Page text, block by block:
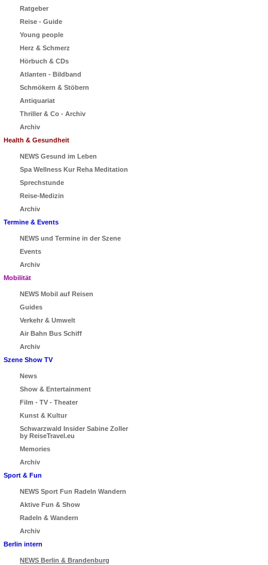
Ratgeber
Reise - Guide
Young people
Herz & Schmerz
Hörbuch & CDs
Atlanten - Bildband
Schmökern & Stöbern
Antiquariat
Thriller & Co - Archiv
Archiv
Health & Gesundheit
NEWS Gesund im Leben
Spa Wellness Kur Reha Meditation
Sprechstunde
Reise-Medizin
Archiv
Termine & Events
NEWS und Termine in der Szene
Events
Archiv
Mobilität
NEWS Mobil auf Reisen
Guides
Verkehr & Umwelt
Air Bahn Bus Schiff
Archiv
Szene Show TV
News
Show & Entertainment
Film - TV - Theater
Kunst & Kultur
Schwarzwald Insider Sabine Zoller
by ReiseTravel.eu
Memories
Archiv
Sport & Fun
NEWS Sport Fun Radeln Wandern
Aktive Fun & Show
Radeln & Wandern
Archiv
Berlin intern
NEWS Berlin & Brandenburg